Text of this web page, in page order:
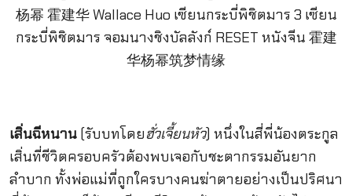
เสิ่นฉีหนาน(รับบทโดยฮั่วเจี้ยนหัว) หนึ่งในสี่พี่น้องตระกูล
เสิ่นที่ชีวิตครอบครัวต้องพบเจอกับชะตากรรมอันยาก
ลำบาก ทั้งพ่อแม่ที่ถูกใครบางคนฆ่าตายอย่างเป็นปริศนา